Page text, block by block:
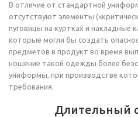
В отличие от стандартной
отсутствуют элементы
пуговицы на куртках и накладные
которые могли бы создать
предметов в продукт во время
ношение такой одежды более
униформы, при производстве
требования.
Длительный